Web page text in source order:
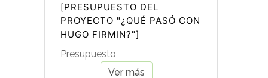
[PRESUPUESTO DEL
PROYECTO "¿QUÉ PASÓ CON
HUGO FIRMIN?"]
Presupuesto
Ver más